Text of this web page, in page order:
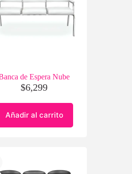
de Espera Nube
$6,299
Añadir al carrito